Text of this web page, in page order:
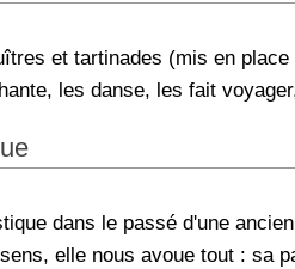
et tartinades (mis en
les danse, les fait
dans le passé d'une
elle nous avoue tout : sa